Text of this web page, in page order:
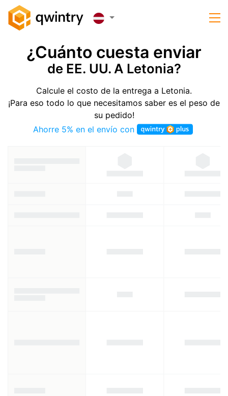
¿Cuánto cuesta enviar
de EE. UU. A Letonia?
Calcule el costo de la entrega a Letonia.
¡Para eso todo lo que necesitamos saber es el peso de
su pedido!
Ahorre 5% en el envío con